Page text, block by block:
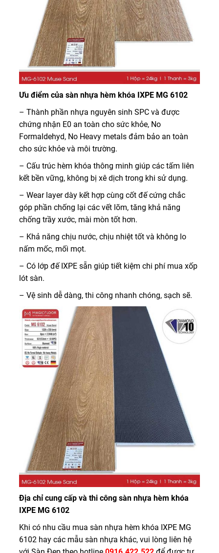
Ưu điểm của sàn nhựa hèm khóa IXPE MG 6102
– Thành phần nhựa nguyên sinh SPC và được
chứng nhận E0 an toàn cho sức khỏe, No
Formaldehyd, No Heavy metals đảm bảo an toàn
cho sức khỏe và môi trường.
– Cấu trúc hèm khóa thông minh giúp các tấm liên
kết bền vững, không bị xê dịch trong khi sử dụng.
– Wear layer dày kết hợp cùng cốt đế cứng chắc
góp phần chống lại các vết lõm, tăng khả năng
chống trầy xước, mài mòn tốt hơn.
– Khả năng chịu nước, chịu nhiệt tốt và không lo
nấm mốc, mối mọt.
– Có lớp đế IXPE sẵn giúp tiết kiệm chi phí mua xốp
lót sàn.
– Vệ sinh dễ dàng, thi công nhanh chóng, sạch sẽ.
Địa chỉ cung cấp và thi công sàn nhựa hèm khóa
IXPE MG 6102
Khi có nhu cầu mua sàn nhựa hèm khóa IXPE MG
6102 hay các mẫu sàn nhựa khác, vui lòng liên hệ